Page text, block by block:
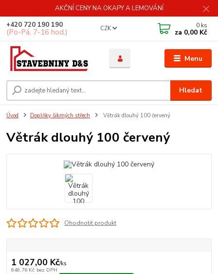
AKČNÍ CENY NA OKAPY A LEMOVÁNÍ
Menu
CZK
Hledat
+420 720 190 190
(Po-Pá, 7-16 hod.)
0 ks
za 0,00 Kč
Úvod Doplňky šikmých střech Větrák dlouhý 100 červený
Větrák dlouhý 100 červený
Ohodnotit produkt
1 027,00 Kč/ks
848,76 Kč bez DPH